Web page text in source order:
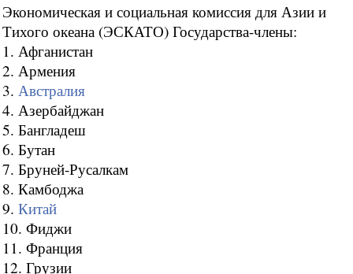
Экономическая и социальная комиссия для Азии и
Тихого океана (ЭСКАТО) Государства-члены:
1. Афганистан
2. Армения
3. Австралия
4. Азербайджан
5. Бангладеш
6. Бутан
7. Бруней-Русалкам
8. Камбоджа
9. Китай
10. Фиджи
11. Франция
12. Грузии